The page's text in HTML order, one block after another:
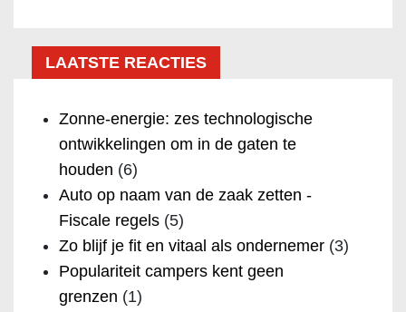
LAATSTE REACTIES
Zonne-energie: zes technologische
ontwikkelingen om in de gaten te
houden (6)
Auto op naam van de zaak zetten -
Fiscale regels (5)
Zo blijf je fit en vitaal als ondernemer (3)
Populariteit campers kent geen
grenzen (1)